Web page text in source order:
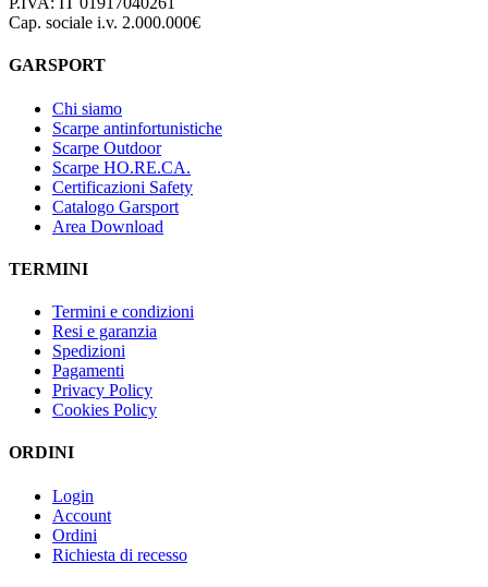
Cap. sociale i.v. 2.000.000€
GARSPORT
Chi siamo
Scarpe antinfortunistiche
Scarpe Outdoor
Scarpe HO.RE.CA.
Certificazioni Safety
Catalogo Garsport
Area Download
TERMINI
Termini e condizioni
Resi e garanzia
Spedizioni
Pagamenti
Privacy Policy
Cookies Policy
ORDINI
Login
Account
Ordini
Richiesta di recesso